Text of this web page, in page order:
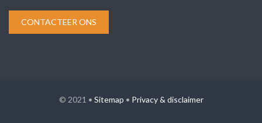
CONTACTEER ONS
© 2021 • Sitemap • Privacy & disclaimer